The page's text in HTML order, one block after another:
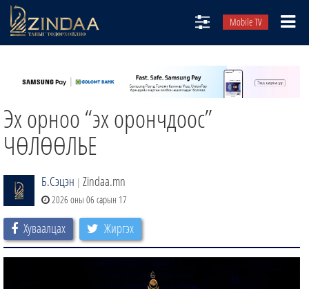
Mobile TV
ТВ8
ӨГЛӨӨНИЙ СОНИН
АУДИО ЗОХИОЛ
Эх орноо “эх орончдоос”
ЧӨЛӨӨЛЬЕ
Б.Сэцэн | Zindaa.mn
2026 оны 06 сарын 17
Хуваалцах Жиргэх